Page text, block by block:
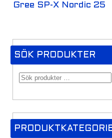
Gree SP-X Nordic 25
SÖK PRODUKTER